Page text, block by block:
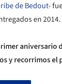
de Bedout-
en 2014.
aniversario
y recorrimos el